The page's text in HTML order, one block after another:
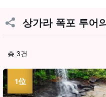
상가라 폭포 투어
총 3건